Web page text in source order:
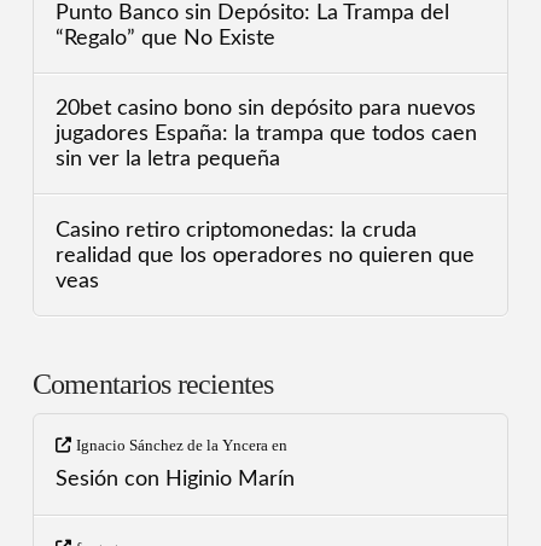
Punto Banco sin Depósito: La Trampa del
“Regalo” que No Existe
20bet casino bono sin depósito para nuevos
jugadores España: la trampa que todos caen
sin ver la letra pequeña
Casino retiro criptomonedas: la cruda
realidad que los operadores no quieren que
veas
Comentarios recientes
Ignacio Sánchez de la Ynceraen
Sesión con Higinio Marín